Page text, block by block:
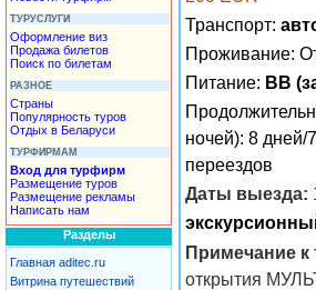
ТУРУСЛУГИ
Оформление виз
Продажа билетов
Поиск по билетам
РАЗНОЕ
Страны
Популярность туров
Отдых в Беларуси
ТУРФИРМАМ
Вход для турфирм
Размещение туров
Размещение рекламы
Написать нам
Разделы
Главная aditec.ru
Витрина путешествий
Транспорт:
Проживание:
Питание: BB
ночей): 8 дней/
переездов
Даты выезда:
Примечание к
открытия